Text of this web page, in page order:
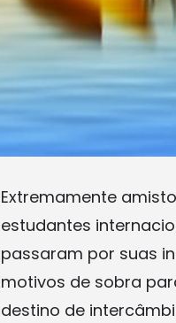
Extremamente
estudantes
passaram por suas
motivos de sobra
destino de